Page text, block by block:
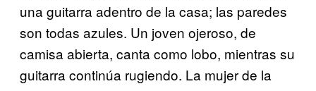
una guitarra adentro de la casa; las paredes
son todas azules. Un joven ojeroso, de
camisa abierta, canta como lobo, mientras su
guitarra continúa rugiendo. La mujer de la